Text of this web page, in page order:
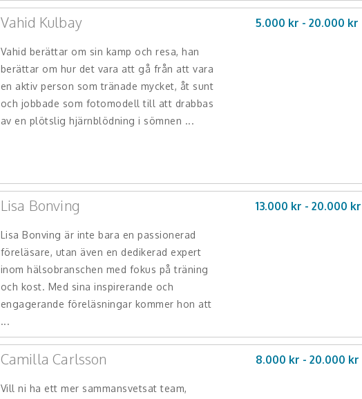
Vahid Kulbay
Vahid berättar om sin kamp och resa, han
berättar om hur det vara att gå från att vara
en aktiv person som tränade mycket, åt sunt
och jobbade som fotomodell till att drabbas
av en plötslig hjärnblödning i sömnen ...
5.000 kr - 20.000 kr
Lisa Bonving
Lisa Bonving är inte bara en passionerad
föreläsare, utan även en dedikerad expert
inom hälsobranschen med fokus på träning
och kost. Med sina inspirerande och
engagerande föreläsningar kommer hon att
...
13.000 kr - 20.000 kr
Camilla Carlsson
Vill ni ha ett mer sammansvetsat team,
8.000 kr - 20.000 kr